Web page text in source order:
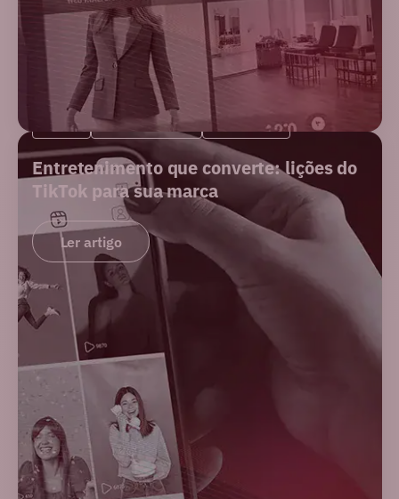
BLOG E-COMMERCE MERCADO
Entretenimento que converte: lições do
TikTok para sua marca
Ler artigo